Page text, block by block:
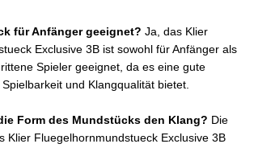
für Anfänger geeignet? Ja, das Klier
Exclusive 3B ist sowohl für Anfänger als
Spieler geeignet, da es eine gute
und Klangqualität bietet.
Form des Mundstücks den Klang? Die
Klier Fluegelhornmundstueck Exclusive 3B